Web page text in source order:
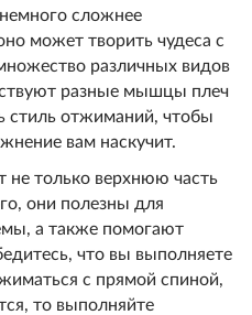
сложнее
может творить чудеса с
различных видов
разные мышцы плеч
стиль отжиманий, чтобы
вам наскучит.
только верхнюю часть
они полезны для
а также помогают
что вы выполняете
с прямой спиной,
то выполняйте